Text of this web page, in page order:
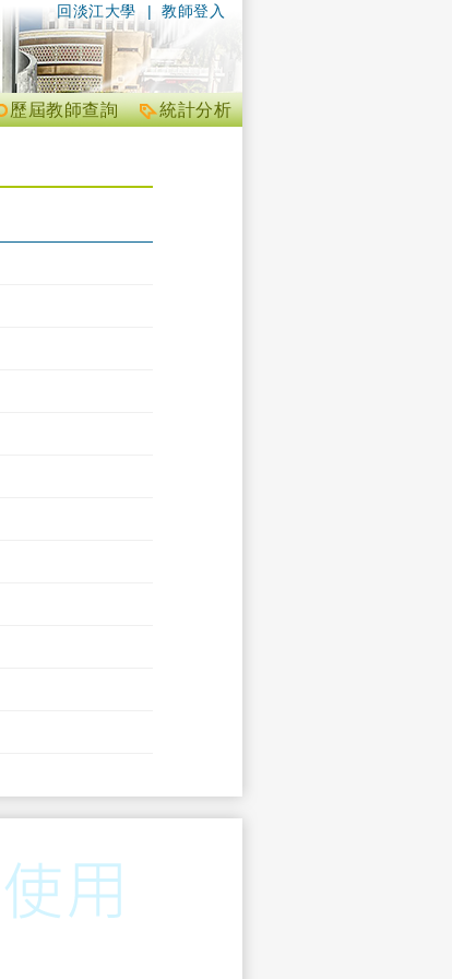
| 教師登入
回淡江大學
統計分析
歷屆教師查詢